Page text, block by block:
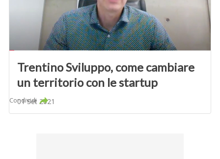
Trentino Sviluppo, come cambiare
un territorio con le startup
01 Set 2021
Condividi